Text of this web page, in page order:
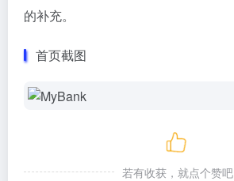
的补充。
首页截图
若有收获，就点个赞吧